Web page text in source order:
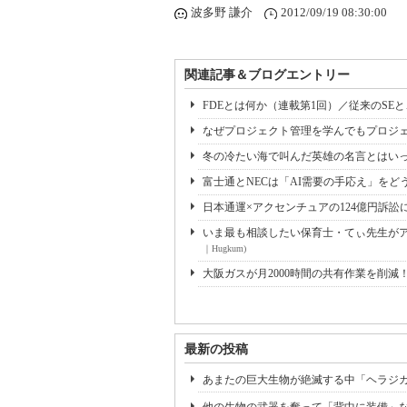
波多野 謙介 2012/09/19 08:30:00
関連記事＆ブログエントリー
FDEとは何か（連載第1回）／従来のSE
なぜプロジェクト管理を学んでもプロジ
冬の冷たい海で叫んだ英雄の名言とはい
富士通とNECは「AI需要の手応え」を
日本通運×アクセンチュアの124億円訴
いま最も相談したい保育士・てぃ先生が
｜Hugkum)
大阪ガスが月2000時間の共有作業を削
最新の投稿
あまたの巨大生物が絶滅する中「ヘラジ